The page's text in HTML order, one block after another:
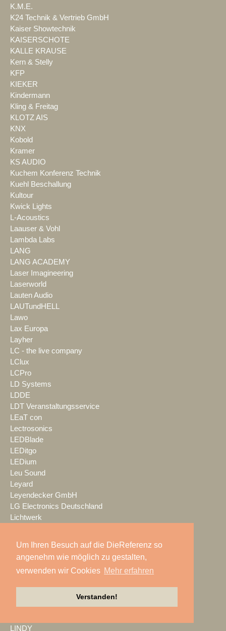
Um Ihren Besuch auf die DieReferenz so
angenehm wie möglich zu gestalten,
verwenden wir Cookies Mehr erfahren
Verstanden!
K.M.E.
K24 Technik & Vertrieb GmbH
Kaiser Showtechnik
KAISERSCHOTE
KALLE KRAUSE
Kern & Stelly
KFP
KIEKER
Kindermann
Kling & Freitag
KLOTZ AIS
KNX
Kobold
Kramer
KS AUDIO
Kuchem Konferenz Technik
Kuehl Beschallung
Kultour
Kwick Lights
L-Acoustics
Laauser & Vohl
Lambda Labs
LANG
LANG ACADEMY
Laser Imagineering
Laserworld
Lauten Audio
LAUTundHELL
Lawo
Lax Europa
Layher
LC - the live company
LClux
LCPro
LD Systems
LDDE
LDT Veranstaltungsservice
LEaT con
Lectrosonics
LEDBlade
LEDitgo
LEDium
Leu Sound
Leyard
Leyendecker GmbH
LG Electronics Deutschland
Lichtwerk
Light Event
lightconcept
Lightronic
LINDY